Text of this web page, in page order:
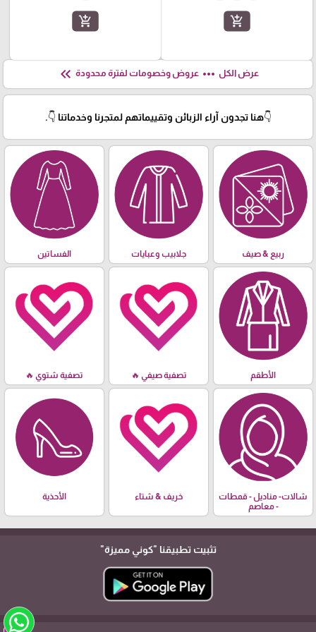
add_shopping_cart
add_shopping_cart
عرض الكل more_horiz عروض وخصومات لفترة محدودة keyboard_double_arrow_left
👇هنا تجدون آراء الزبائن وتقييماتهم لمتجرنا وخدماتنا 👇.
ربيع & صيف جلابيب وعبايات الفساتين
الأطقم تصفية صيفي 🔥 تصفية شتوي 🔥
شالات- مناديل - قمطات
- معاصم
خريف & شتاء الأحذية
تثبيت تطبيقنا "كوني مميزة"